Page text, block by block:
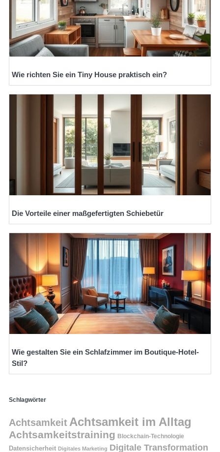
Wie richten Sie ein Tiny House praktisch ein?
Die Vorteile einer maßgefertigten Schiebetür
Wie gestalten Sie ein Schlafzimmer im Boutique-Hotel-
Stil?
Schlagwörter
Achtsamkeit Achtsamkeit im Alltag
Achtsamkeitstraining Blockchain-Technologie
Datensicherheit Digitales Marketing Digitale Transformation